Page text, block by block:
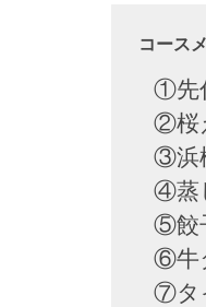
コース
①先
②桜
③浜
④蒸
⑤餃
⑥牛
⑦タ